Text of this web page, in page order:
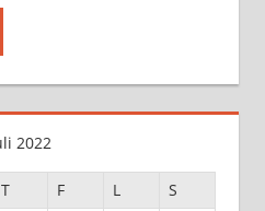
2022
T F L
S